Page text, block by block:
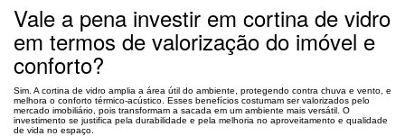
Vale a pena investir em cortina de vidro
em termos de valorização do imóvel e
conforto?
Sim. A cortina de vidro amplia a área útil do ambiente, protegendo contra chuva e vento, e
melhora o conforto térmico-acústico. Esses benefícios costumam ser valorizados pelo
mercado imobiliário, pois transformam a sacada em um ambiente mais versátil. O
investimento se justifica pela durabilidade e pela melhoria no aproveitamento e qualidade
de vida no espaço.